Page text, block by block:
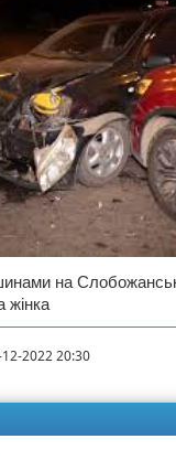
на
жінка
2022 20:30